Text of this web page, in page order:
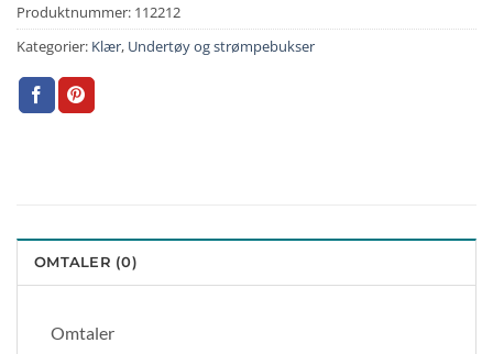
Produktnummer: 112212
Kategorier: Klær, Undertøy og strømpebukser
OMTALER (0)
Omtaler